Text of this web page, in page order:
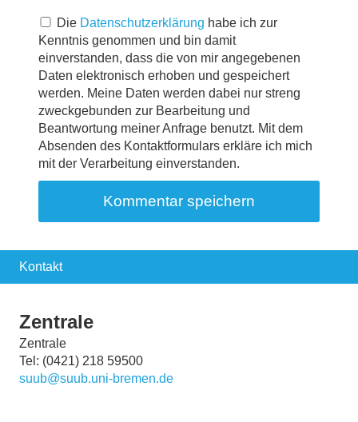
Die Datenschutzerklärung habe ich zur
Kenntnis genommen und bin damit
einverstanden, dass die von mir angegebenen
Daten elektronisch erhoben und gespeichert
werden. Meine Daten werden dabei nur streng
zweckgebunden zur Bearbeitung und
Beantwortung meiner Anfrage benutzt. Mit dem
Absenden des Kontaktformulars erkläre ich mich
mit der Verarbeitung einverstanden.
Kontakt
Zentrale
Zentrale
Tel: (0421) 218 59500
suub@suub.uni-bremen.de